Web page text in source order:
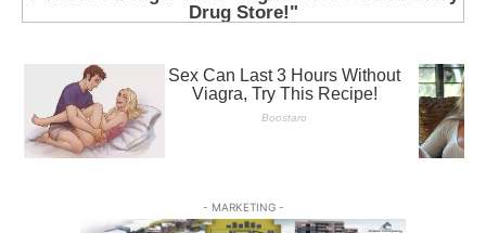
- MARKETING -